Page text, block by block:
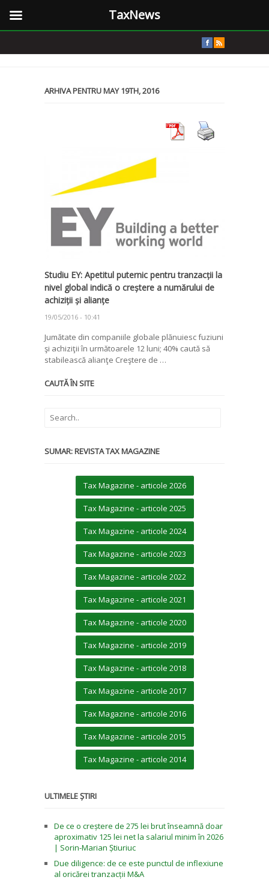
ARHIVA PENTRU MAY 19TH, 2016
Studiu EY: Apetitul puternic pentru tranzacții la
nivel global indică o creștere a numărului de
achiziții și alianțe
19/05/2016 - 10:41
Jumătate din companiile globale plănuiesc fuziuni
şi achiziţii în următoarele 12 luni; 40% caută să
stabilească alianţe Creştere de …
CAUTĂ ÎN SITE
SUMAR: REVISTA TAX MAGAZINE
Tax Magazine - articole 2026
Tax Magazine - articole 2025
Tax Magazine - articole 2024
Tax Magazine - articole 2023
Tax Magazine - articole 2022
Tax Magazine - articole 2021
Tax Magazine - articole 2020
Tax Magazine - articole 2019
Tax Magazine - articole 2018
Tax Magazine - articole 2017
Tax Magazine - articole 2016
Tax Magazine - articole 2015
Tax Magazine - articole 2014
ULTIMELE ȘTIRI
De ce o creștere de 275 lei brut înseamnă doar
aproximativ 125 lei net la salariul minim în 2026
| Sorin-Marian Știuriuc
Due diligence: de ce este punctul de inflexiune
al oricărei tranzacții M&A
TaxNews